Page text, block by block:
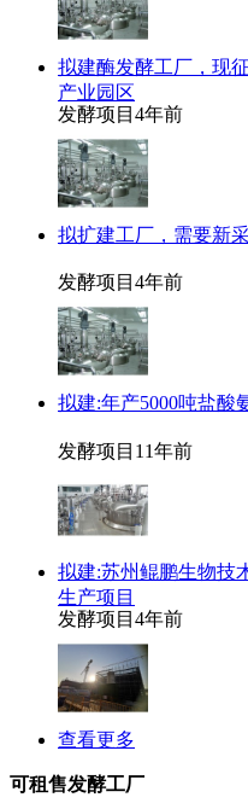
拟建酶发酵工厂，现
产业园区
发酵项目 4年前
拟扩建工厂，需要新
发酵项目 4年前
拟建:年产5000吨盐酸
发酵项目 11年前
拟建:苏州鲲鹏生物技
生产项目
发酵项目 4年前
查看更多
可租售发酵工厂